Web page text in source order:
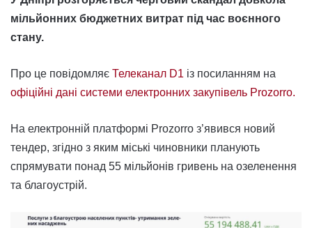
мільйонних бюджетних витрат під час воєнного
стану.
Про це повідомляє Телеканал D1 із посиланням на
офіційні дані системи електронних закупівель Prozorro.
На електронній платформі Prozorro з’явився новий
тендер, згідно з яким міські чиновники планують
спрямувати понад 55 мільйонів гривень на озеленення
та благоустрій.